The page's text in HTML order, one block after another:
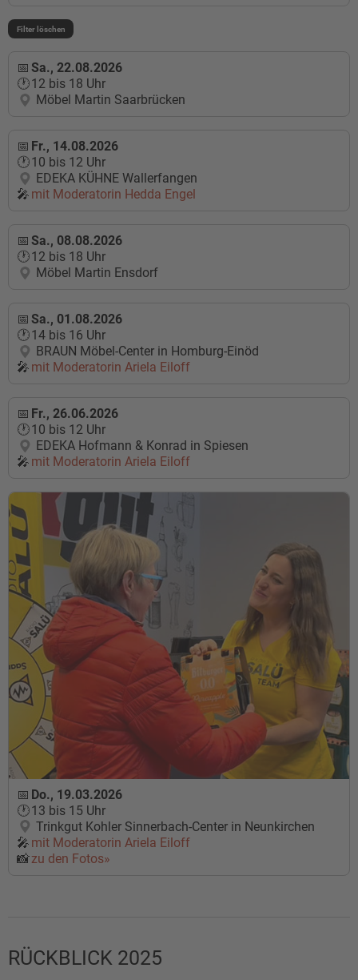
Sa., 22.08.2026
12 bis 18 Uhr
Möbel Martin Saarbrücken
Fr., 14.08.2026
10 bis 12 Uhr
EDEKA KÜHNE Wallerfangen
mit Moderatorin Hedda Engel
Sa., 08.08.2026
12 bis 18 Uhr
Möbel Martin Ensdorf
Sa., 01.08.2026
14 bis 16 Uhr
BRAUN Möbel-Center in Homburg-Einöd
mit Moderatorin Ariela Eiloff
Fr., 26.06.2026
10 bis 12 Uhr
EDEKA Hofmann & Konrad in Spiesen
mit Moderatorin Ariela Eiloff
Do., 19.03.2026
13 bis 15 Uhr
Trinkgut Kohler Sinnerbach-Center in Neunkirchen
mit Moderatorin Ariela Eiloff
zu den Fotos»
RÜCKBLICK 2025